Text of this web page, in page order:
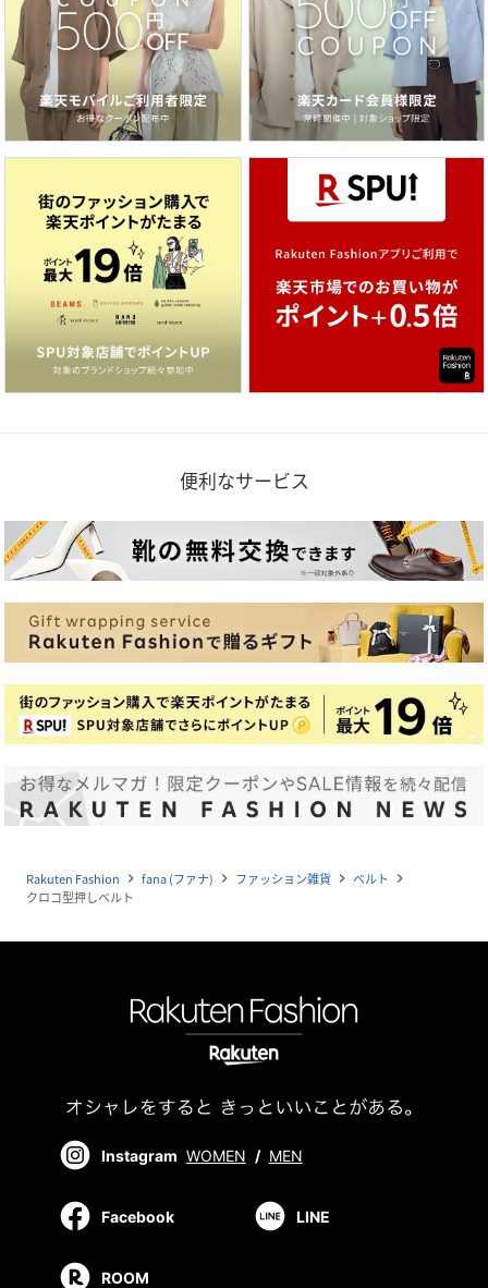
便利なサービス
Rakuten Fashion navigate_next fana (ファナ) navigate_next ファッション雑貨 navigate_next ベルト navigate_next
クロコ型押しベルト
Instagram WOMEN / MEN
Facebook LINE
ROOM